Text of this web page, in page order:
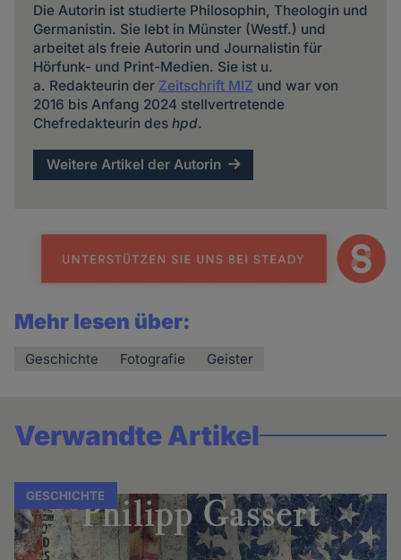
Die Autorin ist studierte Philosophin, Theologin und
Germanistin. Sie lebt in Münster (Westf.) und
arbeitet als freie Autorin und Journalistin für
Hörfunk- und Print-Medien. Sie ist u.
a. Redakteurin der Zeitschrift MIZ und war von
2016 bis Anfang 2024 stellvertretende
Chefredakteurin des hpd.
Weitere Artikel der Autorin
Mehr lesen über:
Geschichte Fotografie Geister
Verwandte Artikel
GESCHICHTE